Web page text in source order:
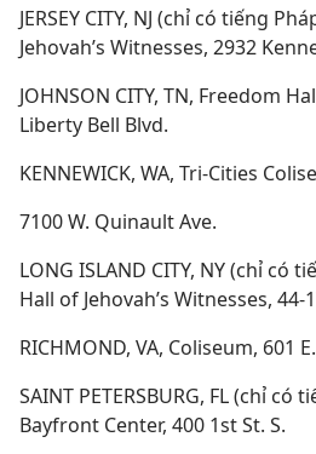
JERSEY CITY, NJ (chỉ có tiếng
Jehovah’s Witnesses, 2932
JOHNSON CITY, TN, Freedom
Liberty Bell Blvd.
KENNEWICK, WA, Tri-Cities
7100 W. Quinault Ave.
LONG ISLAND CITY, NY (chỉ có
Hall of Jehovah’s Witnesses,
RICHMOND, VA, Coliseum, 601
SAINT PETERSBURG, FL (chỉ có
Bayfront Center, 400 1st St. S.